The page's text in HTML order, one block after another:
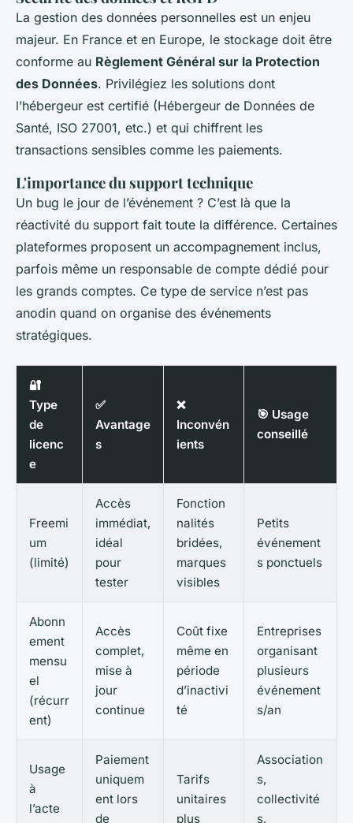
La gestion des données personnelles est un enjeu
majeur. En France et en Europe, le stockage doit être
conforme au Règlement Général sur la Protection
des Données. Privilégiez les solutions dont
l’hébergeur est certifié (Hébergeur de Données de
Santé, ISO 27001, etc.) et qui chiffrent les
transactions sensibles comme les paiements.
L'importance du support technique
Un bug le jour de l’événement ? C’est là que la
réactivité du support fait toute la différence. Certaines
plateformes proposent un accompagnement inclus,
parfois même un responsable de compte dédié pour
les grands comptes. Ce type de service n’est pas
anodin quand on organise des événements
stratégiques.
🔐
Type
de
licenc
e
✅
Avantage
s
❌
Inconvén
ients
🎯 Usage
conseillé
Freemi
um
(limité)
Accès
immédiat,
idéal
pour
tester
Fonction
nalités
bridées,
marques
visibles
Petits
événement
s ponctuels
Abonn
ement
mensu
el
(récurr
ent)
Accès
complet,
mise à
jour
continue
Coût fixe
même en
période
d’inactivi
té
Entreprises
organisant
plusieurs
événement
s/an
Usage
à
l’acte
Paiement
uniquem
ent lors
de
Tarifs
unitaires
plus
Association
s,
collectivité
s,